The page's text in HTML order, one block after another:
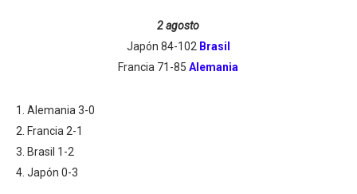
2 agosto
Japón 84-102 Brasil
Francia 71-85Alemania
Alemania 3-0
Francia 2-1
Brasil 1-2
Japón 0-3